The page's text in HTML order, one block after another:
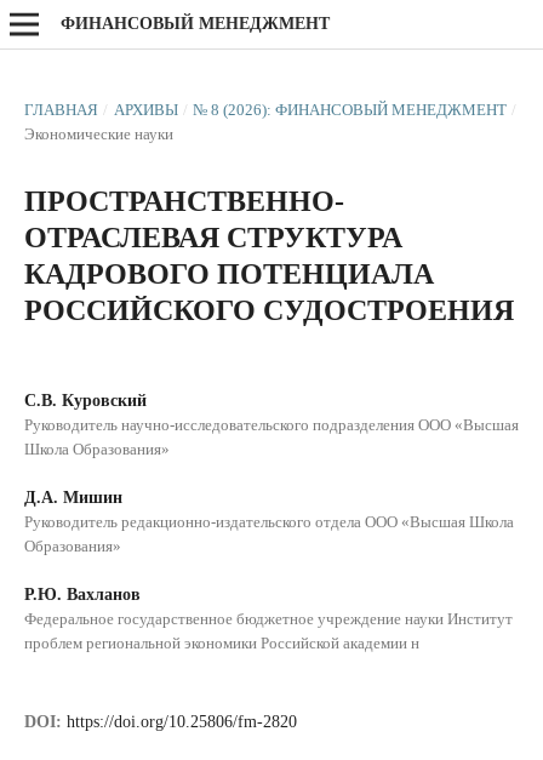
ФИНАНСОВЫЙ МЕНЕДЖМЕНТ
ГЛАВНАЯ / АРХИВЫ / № 8 (2026): ФИНАНСОВЫЙ МЕНЕДЖМЕНТ /
Экономические науки
ПРОСТРАНСТВЕННО-
ОТРАСЛЕВАЯ СТРУКТУРА
КАДРОВОГО ПОТЕНЦИАЛА
РОССИЙСКОГО СУДОСТРОЕНИЯ
С.В. Куровский
Руководитель научно-исследовательского подразделения ООО «Высшая
Школа Образования»
Д.А. Мишин
Руководитель редакционно-издательского отдела ООО «Высшая Школа
Образования»
Р.Ю. Вахланов
Федеральное государственное бюджетное учреждение науки Институт
проблем региональной экономики Российской академии н
DOI: https://doi.org/10.25806/fm-2820